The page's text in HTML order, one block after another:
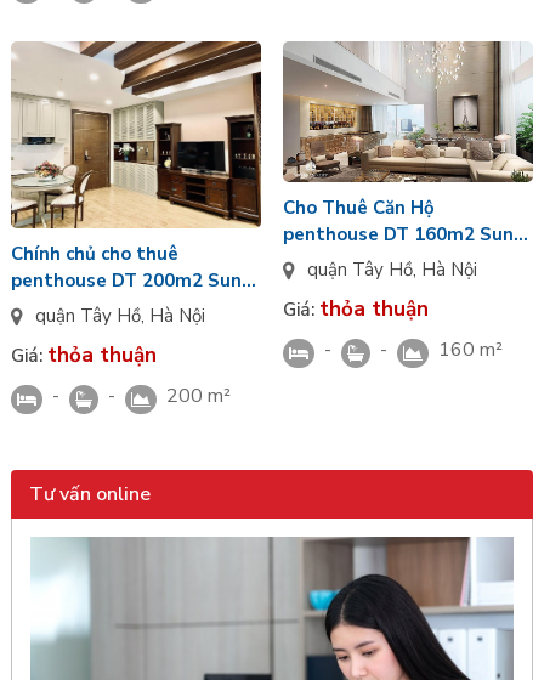
Chính chủ cho thuê
penthouse DT 200m2 Sun
Grand City Thụy Khuê
quận Tây Hồ, Hà Nội
Giá: thỏa thuận
- - 200 m²
Cho Thuê Căn Hộ
penthouse DT 160m2 Sun
Grand City view thẳng Hồ
Tây
quận Tây Hồ, Hà Nội
Giá: thỏa thuận
- - 160 m²
Tư vấn online